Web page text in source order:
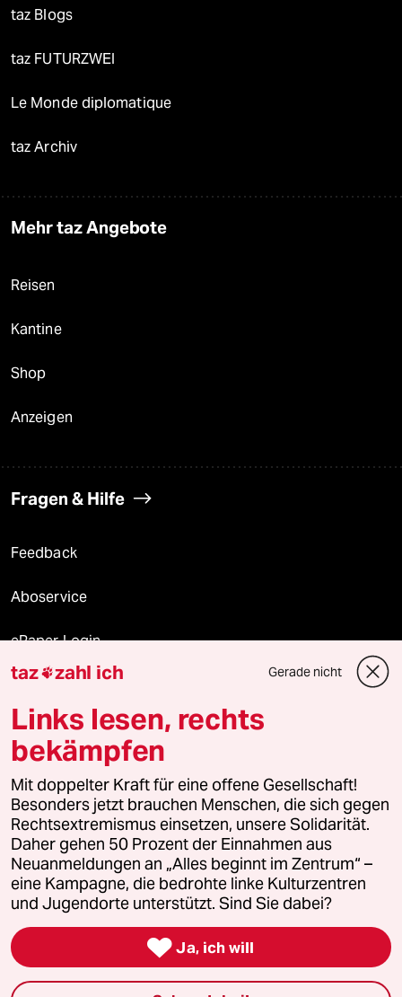
taz Blogs
taz FUTURZWEI
Le Monde diplomatique
taz Archiv
Mehr taz Angebote
Reisen
Kantine
Shop
Anzeigen
Fragen & Hilfe
Feedback
Aboservice
ePaper Login
Downloads für Abonnierende
© 2026 taz Verlags und Vertriebs GmbH
Alle Rechte vorbehalten. Bei rechtlichen Fragen oder für Genehmigungen
wenden Sie sich bitte an
lizenzen@taz.de
Feedback Redaktionsstatut Kommune-Richtlinien
Leitlinie Informant Datenschutz Impressum AGB
Seitenwende Einwilligungen widerrufen (Ads)
taz zahl ich Gerade nicht
Links lesen, rechts
bekämpfen
Mit doppelter Kraft für eine offene Gesellschaft!
Besonders jetzt brauchen Menschen, die sich gegen
Rechtsextremismus einsetzen, unsere Solidarität.
Daher gehen 50 Prozent der Einnahmen aus
Neuanmeldungen an „Alles beginnt im Zentrum“ –
eine Kampagne, die bedrohte linke Kulturzentren
und Jugendorte unterstützt. Sind Sie dabei?
 Ja, ich will